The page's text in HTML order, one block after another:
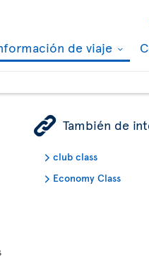
de viaje
ÿ También de
club class
Economy Class